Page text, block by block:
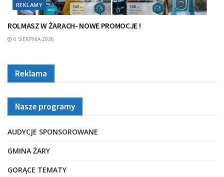
REKLAMY
ROLMASZ W ŻARACH- NOWE PROMOCJE !
6 SIERPNIA 2026
Reklama
Nasze programy
AUDYCJE SPONSOROWANE
GMINA ŻARY
GORĄCE TEMATY